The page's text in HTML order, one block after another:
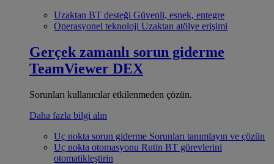
Uzaktan BT desteği Güvenli, esnek, entegre
Operasyonel teknoloji Uzaktan atölye erişimi
Gerçek zamanlı sorun giderme
TeamViewer DEX
Sorunları kullanıcılar etkilenmeden çözün.
Daha fazla bilgi alın
Uç nokta sorun giderme Sorunları tanımlayın ve çözün
Uç nokta otomasyonu Rutin BT görevlerini
otomatikleştirin